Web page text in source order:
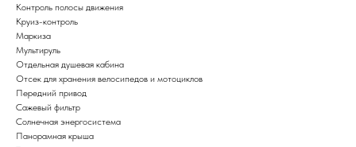
Контроль полосы движения
Круиз-контроль
Маркиза
Мультируль
Отдельная душевая кабина
Отсек для хранения велосипедов и мотоциклов
Передний привод
Сажевый фильтр
Солнечная энергосистема
Панорамная крыша